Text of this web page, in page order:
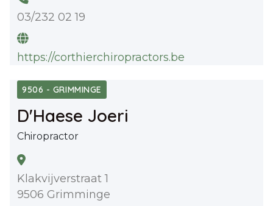
03/232 02 19
https://corthierchiropractors.be
9506 - GRIMMINGE
D'Haese Joeri
Chiropractor
Klakvijverstraat 1
9506 Grimminge